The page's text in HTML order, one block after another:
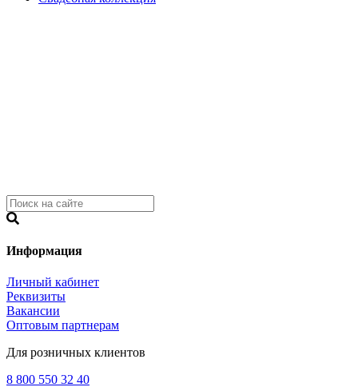
Информация
Личный кабинет
Реквизиты
Вакансии
Оптовым партнерам
Для розничных клиентов
8 800 550 32 40